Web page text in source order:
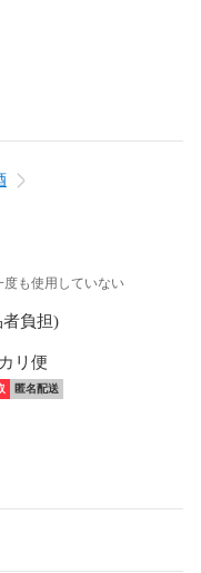
度も使用していない
負担)
リ便
匿名配送